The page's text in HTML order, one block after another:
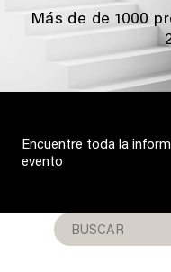
Más de de 1000
Encuentre toda la
evento